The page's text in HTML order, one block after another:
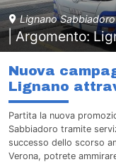
Lignano Sabbiadoro
| Argomento:
Nuova
Lignano
Partita la nuova
Sabbiadoro tramite
successo dello scorso
Verona, potrete